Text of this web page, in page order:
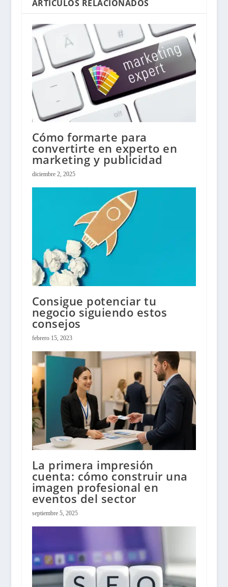
ARTÍCULOS RELACIONADOS
Cómo formarte para
convertirte en experto en
marketing y publicidad
diciembre 2, 2025
Consigue potenciar tu
negocio siguiendo estos
consejos
febrero 15, 2023
La primera impresión
cuenta: cómo construir una
imagen profesional en
eventos del sector
septiembre 5, 2025